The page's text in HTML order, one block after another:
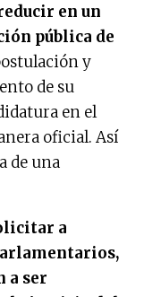
en un
pública de
y
de su
en el
oficial. Así
de una
a
a ser